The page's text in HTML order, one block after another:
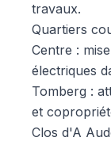
travaux.
Quartiers
Centre :
électriques
Tomberg :
et
Clos d'A